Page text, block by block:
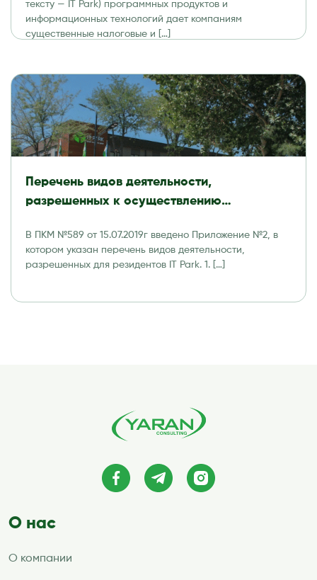
тексту — IT Park) программных продуктов и
информационных технологий дает компаниям
существенные налоговые и […]
Перечень видов деятельности,
разрешенных к осуществлению
программных продуктов и
информационных технологий (IT Park)
В ПКМ №589 от 15.07.2019г введено Приложение №2, в
котором указан перечень видов деятельности,
разрешенных для резидентов IT Park. 1. […]
О нас
О компании